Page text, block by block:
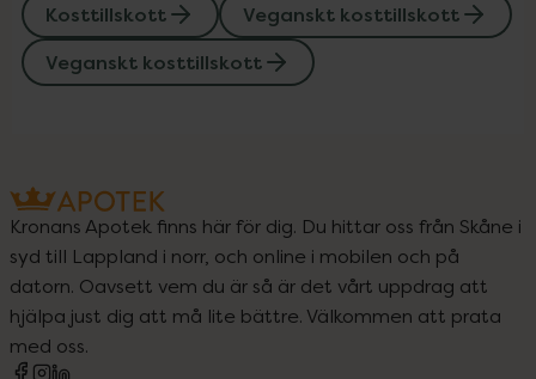
Kosttillskott
Veganskt kosttillskott
Veganskt kosttillskott
Kronans Apotek finns här för dig. Du hittar oss från Skåne i
syd till Lappland i norr, och online i mobilen och på
datorn. Oavsett vem du är så är det vårt uppdrag att
hjälpa just dig att må lite bättre. Välkommen att prata
med oss.